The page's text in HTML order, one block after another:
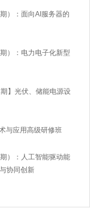
）：面向AI服务器的
）：电力电子化新型
】光伏、储能电源设
与应用高级研修班
）：人工智能驱动能
协同创新